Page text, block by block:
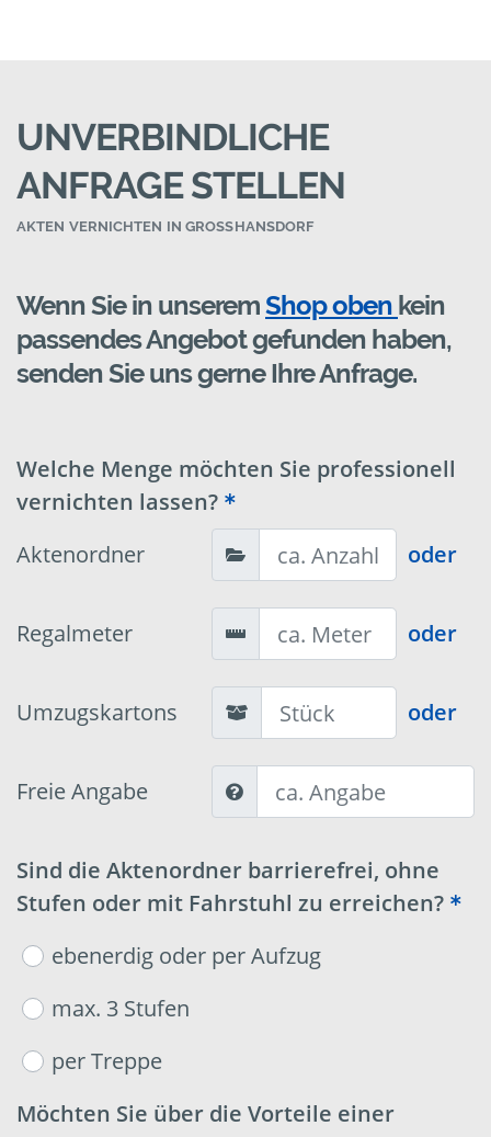
UNVERBINDLICHE
ANFRAGE STELLEN
AKTEN VERNICHTEN IN GROSSHANSDORF
Wenn Sie in unseremShop oben kein
passendes Angebot gefunden haben,
senden Sie uns gerne Ihre Anfrage.
Welche Menge möchten Sie professionell
vernichten lassen?
Aktenordner
oder
Regalmeter oder
Umzugskartons oder
Freie Angabe
Sind die Aktenordner barrierefrei, ohne
Stufen oder mit Fahrstuhl zu erreichen?
ebenerdig oder per Aufzug
max. 3 Stufen
per Treppe
Möchten Sie über die Vorteile einer